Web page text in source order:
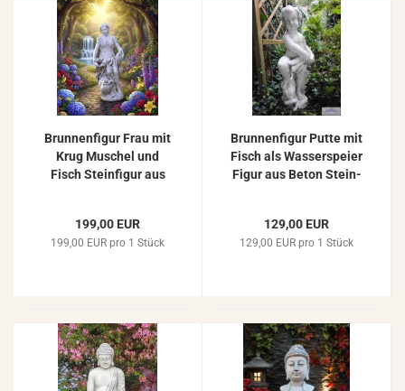
Brun­nen­fi­gur Frau mit
Krug Mu­schel und
Fisch Stein­fi­gur aus
199,00 EUR
199,00 EUR pro 1 Stück
Brun­nen­fi­gur Putte mit
Fisch als Was­ser­spei­er
Figur aus Beton Stein­
129,00 EUR
129,00 EUR pro 1 Stück